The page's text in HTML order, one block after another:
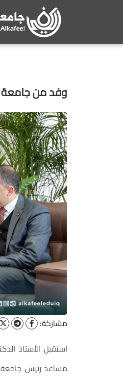
وفد من جامعة
مشاركة:
استقبل الأستاذ